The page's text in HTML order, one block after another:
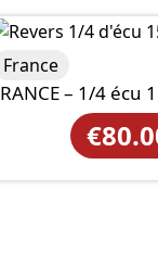
– 1/4 écu
€
France